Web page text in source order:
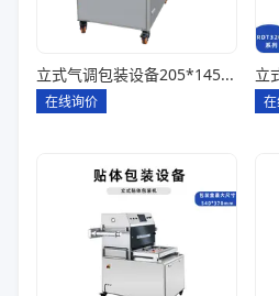
立式气调包装设备205*145*85一出四
在线询价